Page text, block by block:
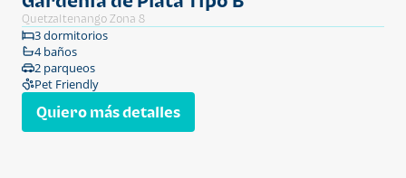
Quetzaltenango Zona 8
3 dormitorios
4 baños
2 parqueos
Pet Friendly
Quiero más detalles